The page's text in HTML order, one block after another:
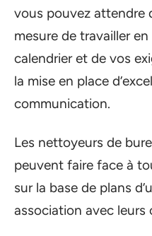
vous pouvez attendre
mesure de travailler
calendrier et de vos
la mise en place
communication.
Les nettoyeurs de
peuvent faire face à
sur la base de plans
association avec leurs